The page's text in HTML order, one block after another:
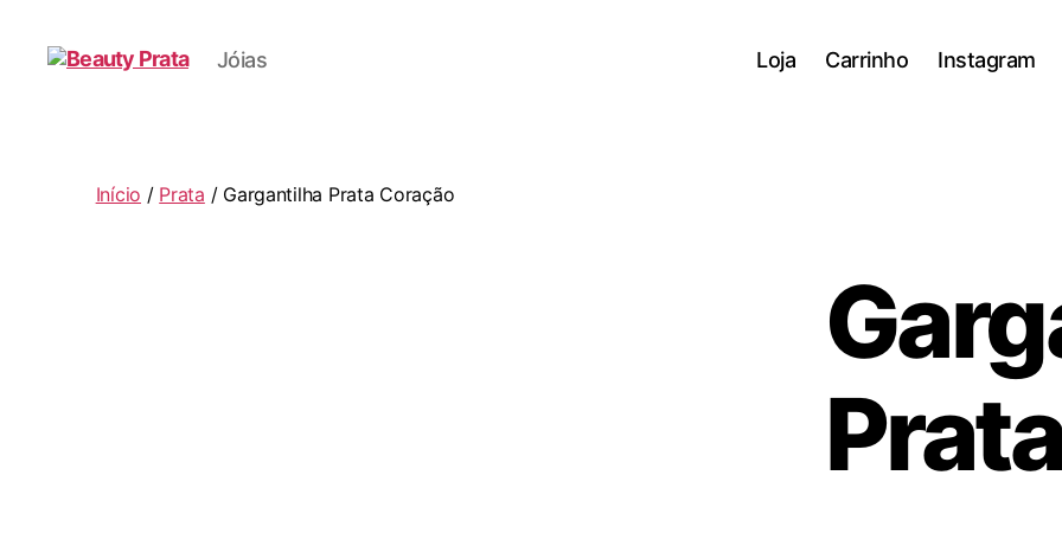
Jóias Loja Carrinho Instagram
Início / Prata / Gargantilha Prata Coração